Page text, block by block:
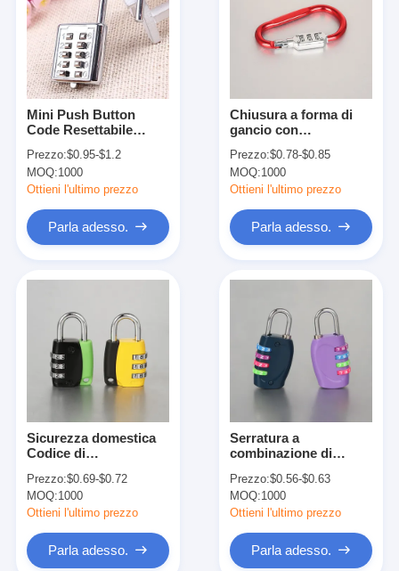
Video
Su di noi
visita della fabbrica
Contattaci
Notizie
Serratura di porta della mortasa
Serratura di porta in acciaio inossidabile
Serratura di porta astuta
Serratura della porta del capanno
Hardware accessorio della porta
Mini Push Button
Code Resettabile
Padlock 10 Pin Sports
Locker
Prezzo:$0.95-$1.2
MOQ:1000
Ottieni l'ultimo prezzo
Parla adesso.
Chiusura a forma di
gancio con
resettabile / chiusura
con password di alta
sicurezza
Prezzo:$0.78-$0.85
MOQ:1000
Ottieni l'ultimo prezzo
Parla adesso.
Sicurezza domestica
Codice di
alluminio lucchetto 3
Cambiabile
digitalmente
Prezzo:$0.69-$0.72
MOQ:1000
Ottieni l'ultimo prezzo
Parla adesso.
Serratura a
combinazione di
Prezzo:$0.56-$0.63
MOQ:1000
Ottieni l'ultimo prezzo
Parla adesso.